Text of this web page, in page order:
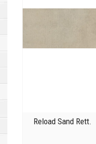
Reload Sand Rett.